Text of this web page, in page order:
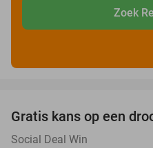
Zoek
Gratis kans op een
Social Deal Win